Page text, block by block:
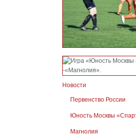
Новости
Первенство России
Юность Москвы
Магнолия